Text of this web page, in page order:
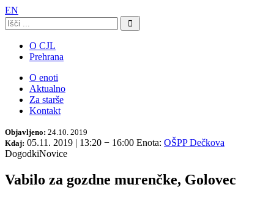
EN
Išči:
O CJL
Prehrana
O enoti
Aktualno
Za starše
Kontakt
Objavljeno: 24.10. 2019
Kdaj: 05.11. 2019 | 13:20 − 16:00 Enota: OŠPP Dečkova
DogodkiNovice
Vabilo za gozdne murenčke, Golovec